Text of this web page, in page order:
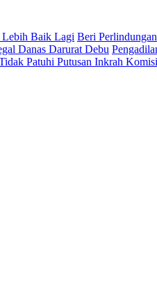
Lebih Baik Lagi Beri
Danas Darurat Debu
Patuhi Putusan Inkrah